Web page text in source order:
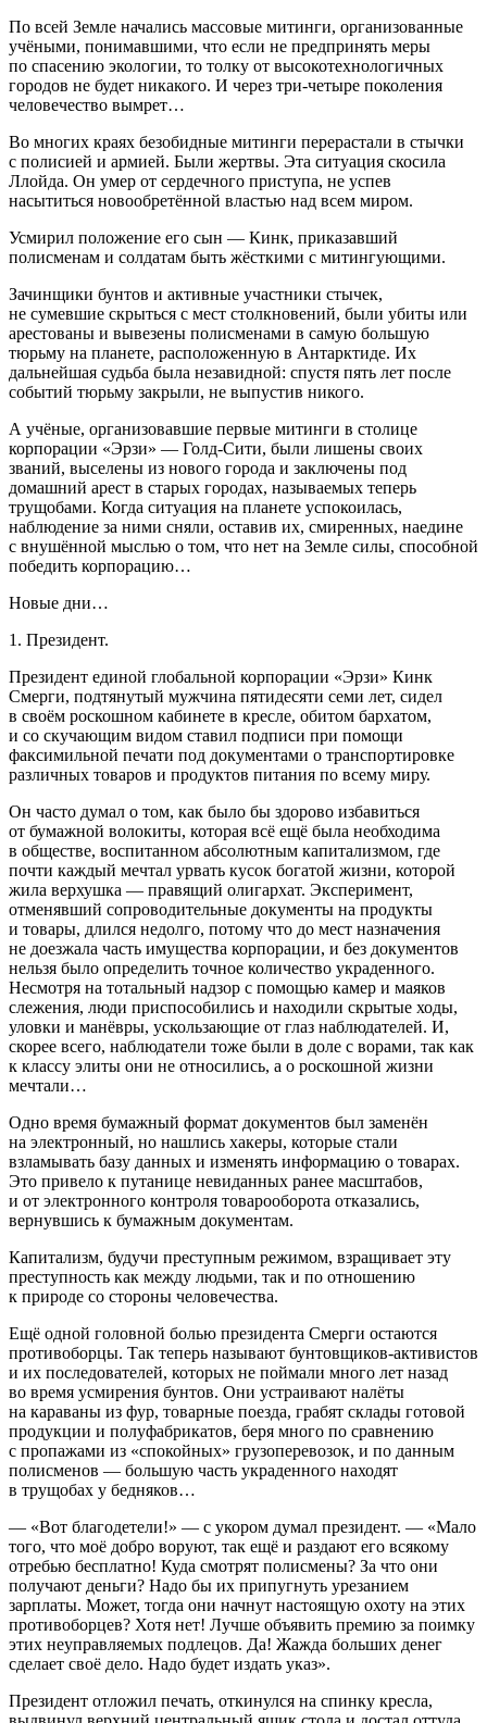
По всей Земле начались массовые митинги, организованные
учёными, понимавшими, что если не предпринять меры
по спасению экологии, то толку от высокотехнологичных
городов не будет никакого. И через три-четыре поколения
человечество вымрет…
Во многих краях безобидные митинги перерастали в стычки
с полисией и армией. Были жертвы. Эта ситуация скосила
Ллойда. Он умер от сердечного приступа, не успев
насытиться новообретённой властью над всем миром.
Усмирил положение его сын — Кинк, приказавший
полисменам и солдатам быть жёсткими с митингующими.
Зачинщики бунтов и активные участники стычек,
не сумевшие скрыться с мест столкновений, были убиты или
арестованы и вывезены полисменами в самую большую
тюрьму на планете, расположенную в Антарктиде. Их
дальнейшая судьба была незавидной: спустя пять лет после
событий тюрьму закрыли, не выпустив никого.
А учёные, организовавшие первые митинги в столице
корпорации «Эрзи» — Голд-Сити, были лишены своих
званий, выселены из нового города и заключены под
домашний арест в старых городах, называемых теперь
трущобами. Когда ситуация на планете успокоилась,
наблюдение за ними сняли, оставив их, смиренных, наедине
с внушённой мыслью о том, что нет на Земле силы, способной
победить корпорацию…
Новые дни…
1. Президент.
Президент единой глобальной корпорации «Эрзи» Кинк
Смерги, подтянутый мужчина пятидесяти семи лет, сидел
в своём роскошном кабинете в кресле, обитом бархатом,
и со скучающим видом ставил подписи при помощи
факсимильной печати под документами о транспортировке
различных товаров и продуктов питания по всему миру.
Он часто думал о том, как было бы здорово избавиться
от бумажной волокиты, которая всё ещё была необходима
в обществе, воспитанном абсолютным капитализмом, где
почти каждый мечтал урвать кусок богатой жизни, которой
жила верхушка — правящий олигархат. Эксперимент,
отменявший сопроводительные документы на продукты
и товары, длился недолго, потому что до мест назначения
не доезжала часть имущества корпорации, и без документов
нельзя было определить точное количество украденного.
Несмотря на тотальный надзор с помощью камер и маяков
слежения, люди приспособились и находили скрытые ходы,
уловки и манёвры, ускользающие от глаз наблюдателей. И,
скорее всего, наблюдатели тоже были в доле с ворами, так как
к классу элиты они не относились, а о роскошной жизни
мечтали…
Одно время бумажный формат документов был заменён
на электронный, но нашлись хакеры, которые стали
взламывать базу данных и изменять информацию о товарах.
Это привело к путанице невиданных ранее масштабов,
и от электронного контроля товарооборота отказались,
вернувшись к бумажным документам.
Капитализм, будучи преступным режимом, взращивает эту
преступность как между людьми, так и по отношению
к природе со стороны человечества.
Ещё одной головной болью президента Смерги остаются
противоборцы. Так теперь называют бунтовщиков-активистов
и их последователей, которых не поймали много лет назад
во время усмирения бунтов. Они устраивают налёты
на караваны из фур, товарные поезда, грабят склады готовой
продукции и полуфабрикатов, беря много по сравнению
с пропажами из «спокойных» грузоперевозок, и по данным
полисменов — большую часть украденного находят
в трущобах у бедняков…
— «Вот благодетели!» — с укором думал президент. — «Мало
того, что моё добро воруют, так ещё и раздают его всякому
отребью бесплатно! Куда смотрят полисмены? За что они
получают деньги? Надо бы их припугнуть урезанием
зарплаты. Может, тогда они начнут настоящую охоту на этих
противоборцев? Хотя нет! Лучше объявить премию за поимку
этих неуправляемых подлецов. Да! Жажда больших денег
сделает своё дело. Надо будет издать указ».
Президент отложил печать, откинулся на спинку кресла,